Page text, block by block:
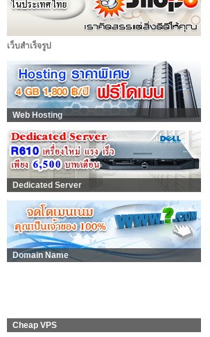
เว็บสำเร็จรูป
Web Hosting
Dedicated Server
Domain Name
Cheap VPS